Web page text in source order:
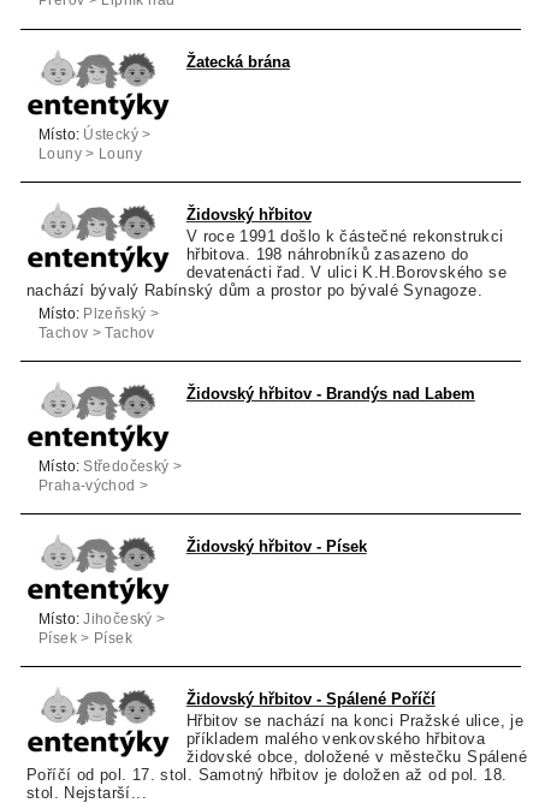
Žatecká brána
Místo: Ústecký >
Louny > Louny
Židovský hřbitov
V roce 1991 došlo k částečné rekonstrukci
hřbitova. 198 náhrobníků zasazeno do
devatenácti řad. V ulici K.H.Borovského se
nachází bývalý Rabínský dům a prostor po bývalé Synagoze.
Místo: Plzeňský >
Tachov > Tachov
Židovský hřbitov - Brandýs nad Labem
Místo: Středočeský >
Praha-východ >
Židovský hřbitov - Písek
Místo: Jihočeský >
Písek > Písek
Židovský hřbitov - Spálené Poříčí
Hřbitov se nachází na konci Pražské ulice, je
příkladem malého venkovského hřbitova
židovské obce, doložené v městečku Spálené
Poříčí od pol. 17. stol. Samotný hřbitov je doložen až od pol. 18.
stol. Nejstarší...